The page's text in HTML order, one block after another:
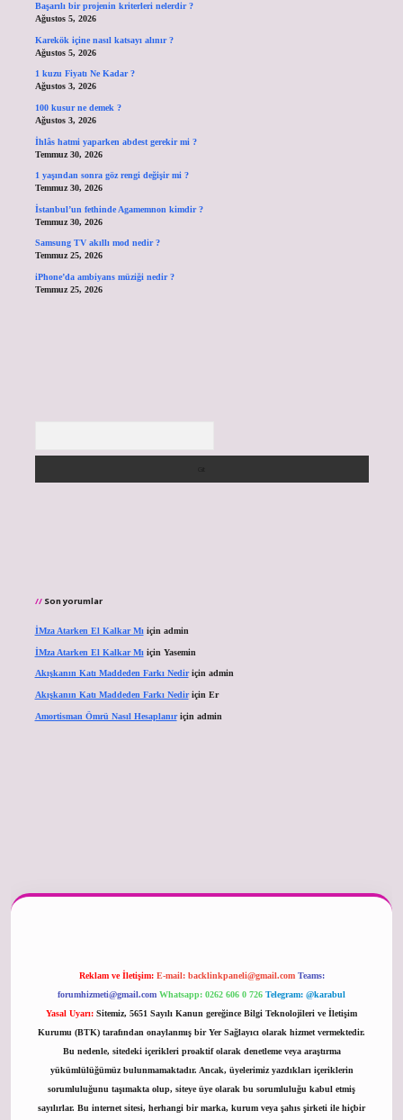
Başarılı bir projenin kriterleri nelerdir ?
Ağustos 5, 2026
Karekök içine nasıl katsayı alınır ?
Ağustos 5, 2026
1 kuzu Fiyatı Ne Kadar ?
Ağustos 3, 2026
100 kusur ne demek ?
Ağustos 3, 2026
İhlâs hatmi yaparken abdest gerekir mi ?
Temmuz 30, 2026
1 yaşından sonra göz rengi değişir mi ?
Temmuz 30, 2026
İstanbul’un fethinde Agamemnon kimdir ?
Temmuz 30, 2026
Samsung TV akıllı mod nedir ?
Temmuz 25, 2026
iPhone’da ambiyans müziği nedir ?
Temmuz 25, 2026
Son yorumlar
İMza Atarken El Kalkar Mıiçin admin
İMza Atarken El Kalkar Mıiçin Yasemin
Akışkanın Katı Maddeden Farkı Nediriçin admin
Akışkanın Katı Maddeden Farkı Nediriçin Er
Amortisman Ömrü Nasıl Hesaplanıriçin admin
Reklam ve İletişim: E-mail: backlinkpaneli@gmail.com Teams:
forumhizmeti@gmail.com Whatsapp: 0262 606 0 726 Telegram: @karabul
Yasal Uyarı: Sitemiz, 5651 Sayılı Kanun gereğince Bilgi Teknolojileri ve İletişim
Kurumu (BTK) tarafından onaylanmış bir Yer Sağlayıcı olarak hizmet vermektedir.
Bu nedenle, sitedeki içerikleri proaktif olarak denetleme veya araştırma
yükümlülüğümüz bulunmamaktadır. Ancak, üyelerimiz yazdıkları içeriklerin
sorumluluğunu taşımakta olup, siteye üye olarak bu sorumluluğu kabul etmiş
sayılırlar. Bu internet sitesi, herhangi bir marka, kurum veya şahıs şirketi ile hiçbir